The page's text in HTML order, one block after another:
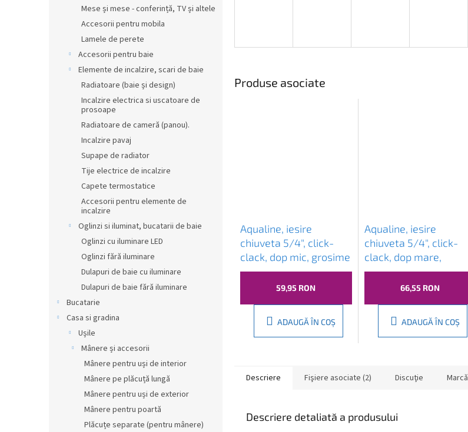
Mese și mese - conferință, TV și altele
Accesorii pentru mobila
Lamele de perete
Accesorii pentru baie
Elemente de incalzire, scari de baie
Radiatoare (baie și design)
Incalzire electrica si uscatoare de
prosoape
Radiatoare de cameră (panou).
Incalzire pavaj
Supape de radiator
Tije electrice de incalzire
Capete termostatice
Accesorii pentru elemente de
incalzire
Oglinzi si iluminat, bucatarii de baie
Oglinzi cu iluminare LED
Oglinzi fără iluminare
Dulapuri de baie cu iluminare
Dulapuri de baie fără iluminare
Bucatarie
Casa si gradina
Ușile
Mânere și accesorii
Mânere pentru uși de interior
Mânere pe plăcuță lungă
Mânere pentru uși de exterior
Mânere pentru poartă
Plăcuțe separate (pentru mânere)
Produse asociate
Aqualine, iesire
chiuveta 5/4", click-
clack, dop mic, grosime
30-45mm, crom,
59,95 RON
ADAUGĂ ÎN COŞ
Aqualine, iesire
chiuveta 5/4", click-
clack, dop mare,
grosime 30-45mm,
crom, TF7001
66,55 RON
ADAUGĂ ÎN COŞ
Descriere Fişiere asociate (2) Discuţie Marcă
Descriere detaliată a produsului